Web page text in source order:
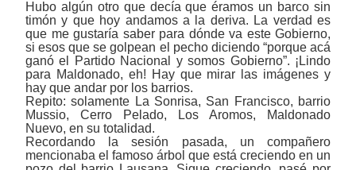
Hubo algún otro que decía que éramos un barco sin
timón y que hoy andamos a la deriva. La verdad es
que me gustaría saber para dónde va este Gobierno,
si esos que se golpean el pecho diciendo “porque acá
ganó el Partido Nacional y somos Gobierno”. ¡Lindo
para Maldonado, eh! Hay que mirar las imágenes y
hay que andar por los barrios.
Repito: solamente La Sonrisa, San Francisco, barrio
Mussio, Cerro Pelado, Los Aromos, Maldonado
Nuevo, en su totalidad.
Recordando la sesión pasada, un compañero
mencionaba el famoso árbol que está creciendo en un